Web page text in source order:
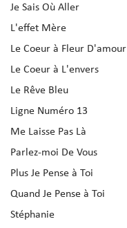
Je Sais Où Aller
L'effet Mère
Le Coeur à Fleur D'amour
Le Coeur à L'envers
Le Rêve Bleu
Ligne Numéro 13
Me Laisse Pas Là
Parlez-moi De Vous
Plus Je Pense à Toi
Quand Je Pense à Toi
Stéphanie